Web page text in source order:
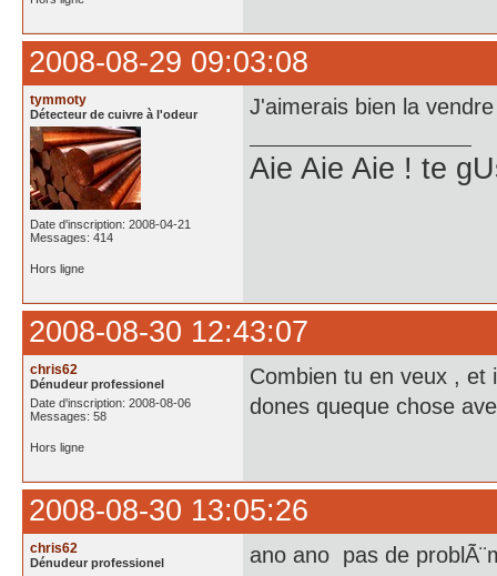
2008-08-29 09:03:08
tymmoty
Détecteur de cuivre à l'odeur
Date d'inscription: 2008-04-21
Messages: 414
J'aimerais bien la
Aie Aie Aie ! te
Hors ligne
2008-08-30 12:43:07
chris62
Dénudeur professionel
Date d'inscription: 2008-08-06
Messages: 58
Combien tu en veux ,
dones queque chose
Hors ligne
2008-08-30 13:05:26
chris62
Dénudeur professionel
ano ano pas de